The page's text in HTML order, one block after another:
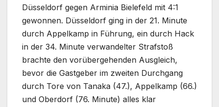
Düsseldorf gegen Arminia Bielefeld mit 4:1
gewonnen. Düsseldorf ging in der 21. Minute
durch Appelkamp in Führung, ein durch Hack
in der 34. Minute verwandelter Strafstoß
brachte den vorübergehenden Ausgleich,
bevor die Gastgeber im zweiten Durchgang
durch Tore von Tanaka (47.), Appelkamp (66.)
und Oberdorf (76. Minute) alles klar